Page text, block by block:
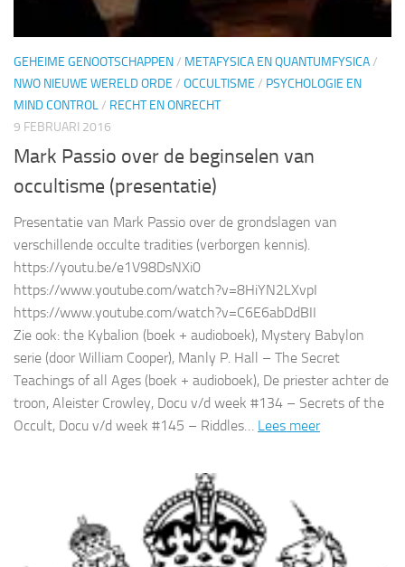
GEHEIME GENOOTSCHAPPEN/ METAFYSICA EN QUANTUMFYSICA/
NWO NIEUWE WERELD ORDE / OCCULTISME / PSYCHOLOGIE EN
MIND CONTROL/ RECHT EN ONRECHT
9 FEBRUARI 2016
Mark Passio over de beginselen van
occultisme (presentatie)
Presentatie van Mark Passio over de grondslagen van
verschillende occulte tradities (verborgen kennis).
https://youtu.be/e1V98DsNXi0
https://www.youtube.com/watch?v=8HiYN2LXvpI
https://www.youtube.com/watch?v=C6E6abDdBII
Zie ook: the Kybalion (boek + audioboek), Mystery Babylon
serie (door William Cooper), Manly P. Hall – The Secret
Teachings of all Ages (boek + audioboek), De priester achter de
troon, Aleister Crowley, Docu v/d week #134 – Secrets of the
Occult, Docu v/d week #145 – Riddles… Lees meer